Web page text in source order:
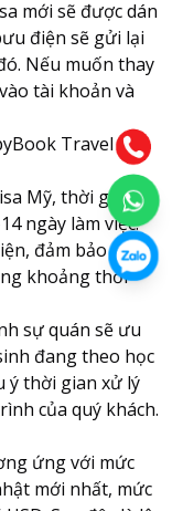
mới sẽ được dán
điện sẽ gửi lại
Nếu muốn thay
tài khoản và
Travel
Mỹ, thời gian
ngày làm việc.
đảm bảo quý
khoảng thời
sự quán sẽ ưu
đang theo học
ý thời gian xử lý
của quý khách.
ứng với mức
mới nhất, mức